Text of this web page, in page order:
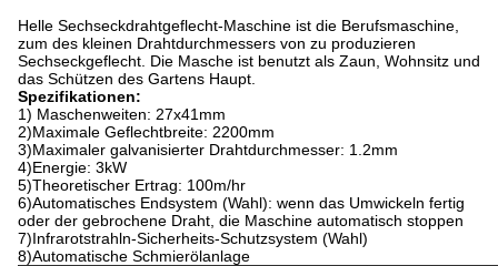
Helle Sechseckdrahtgeflecht-Maschine ist die Berufsmaschine,
zum des kleinen Drahtdurchmessers von zu produzieren
Sechseckgeflecht. Die Masche ist benutzt als Zaun, Wohnsitz und
das Schützen des Gartens Haupt.
Spezifikationen:
1) Maschenweiten: 27x41mm
2)Maximale Geflechtbreite: 2200mm
3)Maximaler galvanisierter Drahtdurchmesser: 1.2mm
4)Energie: 3kW
5)Theoretischer Ertrag: 100m/hr
6)Automatisches Endsystem (Wahl): wenn das Umwickeln fertig
oder der gebrochene Draht, die Maschine automatisch stoppen
7)Infrarotstrahln-Sicherheits-Schutzsystem (Wahl)
8)Automatische Schmierölanlage